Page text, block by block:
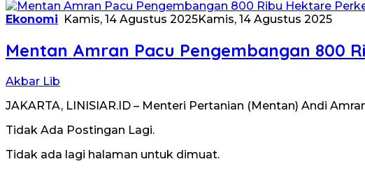
Ekonomi Kamis, 14 Agustus 2025Kamis, 14 Agustus 2025
Mentan Amran Pacu Pengembangan 800
Akbar Lib
JAKARTA, LINISIAR.ID – Menteri Pertanian (Mentan) Andi
Tidak Ada Postingan Lagi.
Tidak ada lagi halaman untuk dimuat.